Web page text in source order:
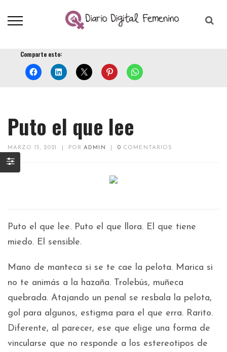
Comparte esto:
Puto el que lee
MARZO 15, 2021 PORADMIN 0 COMENTARIOS
Puto el que lee. Puto el que llora. El que tiene
miedo. El sensible.
Mano de manteca si se te cae la pelota. Marica si
no te animás a la hazaña. Trolebús, muñeca
quebrada. Atajando un penal se resbala la pelota,
gol para algunos, estigma para el que erra. Rarito.
Diferente, al parecer, ese que elige una forma de
vincularse que no responde a los estereotipos de